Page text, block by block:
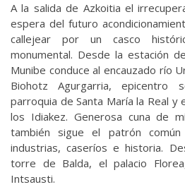
A la salida de Azkoitia el
espera del futuro
callejear por un casco
monumental. Desde la estación
Munibe conduce al encauzado río
Biohotz Agurgarria, epicentro
parroquia de Santa María la Real y
los Idiakez. Generosa cuna de
también sigue el patrón
industrias, caseríos e historia.
torre de Balda, el palacio
Intsausti.